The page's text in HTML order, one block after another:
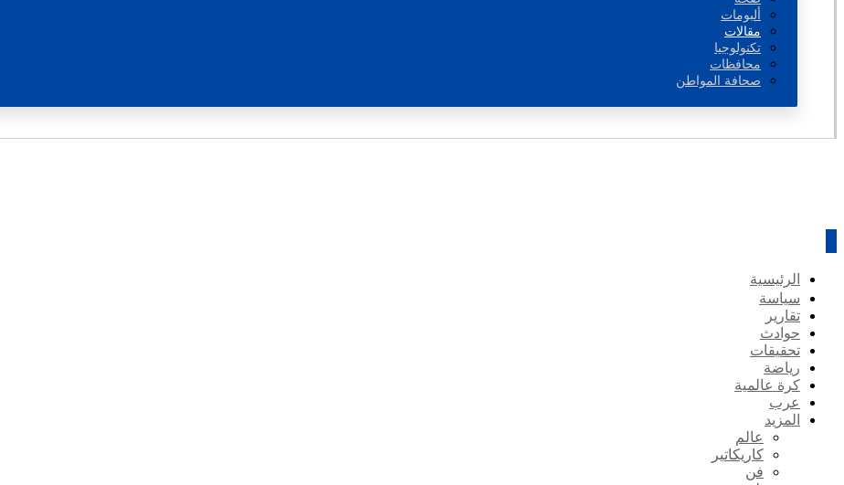
ألبومات
مقالات
تكنولوجيا
محافظات
صحافة المواطن
الرئيسية
سياسة
تقارير
حوادث
تحقيقات
رياضة
كرة عالمية
عرب
المزيد
عالم
كاريكاتير
فن